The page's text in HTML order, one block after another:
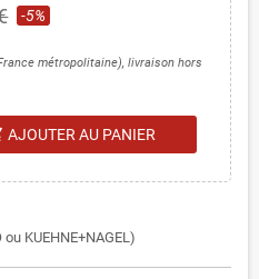
-5%
métropolitaine), livraison hors
AJOUTER AU PANIER
KUEHNE+NAGEL)